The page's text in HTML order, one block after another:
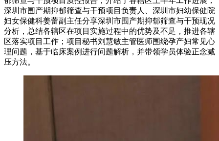
深圳市围产期抑郁筛查与干预项目负责人、深圳市妇幼保健院
妇女保健科姜蕾副主任分享深圳市围产期抑郁筛查与干预现况
分析，总结各辖区在项目实施过程中的优势及不足，推进各辖
区落实项目工作；项目秘书刘慧敏主管医师围绕孕产妇常见心
理问题，基于临床案例进行问题解析，并带领学员体验正念减
压方法。